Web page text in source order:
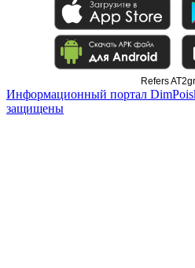
Refers
Информационный портал
защищены